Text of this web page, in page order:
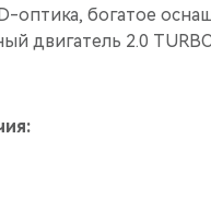
оптика, богатое
двигатель 2.0